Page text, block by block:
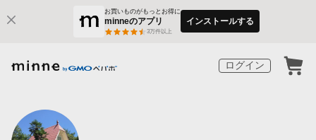
お買いものがもっとお得に
minneのアプリ
3万件以上
インストールする
ログイン